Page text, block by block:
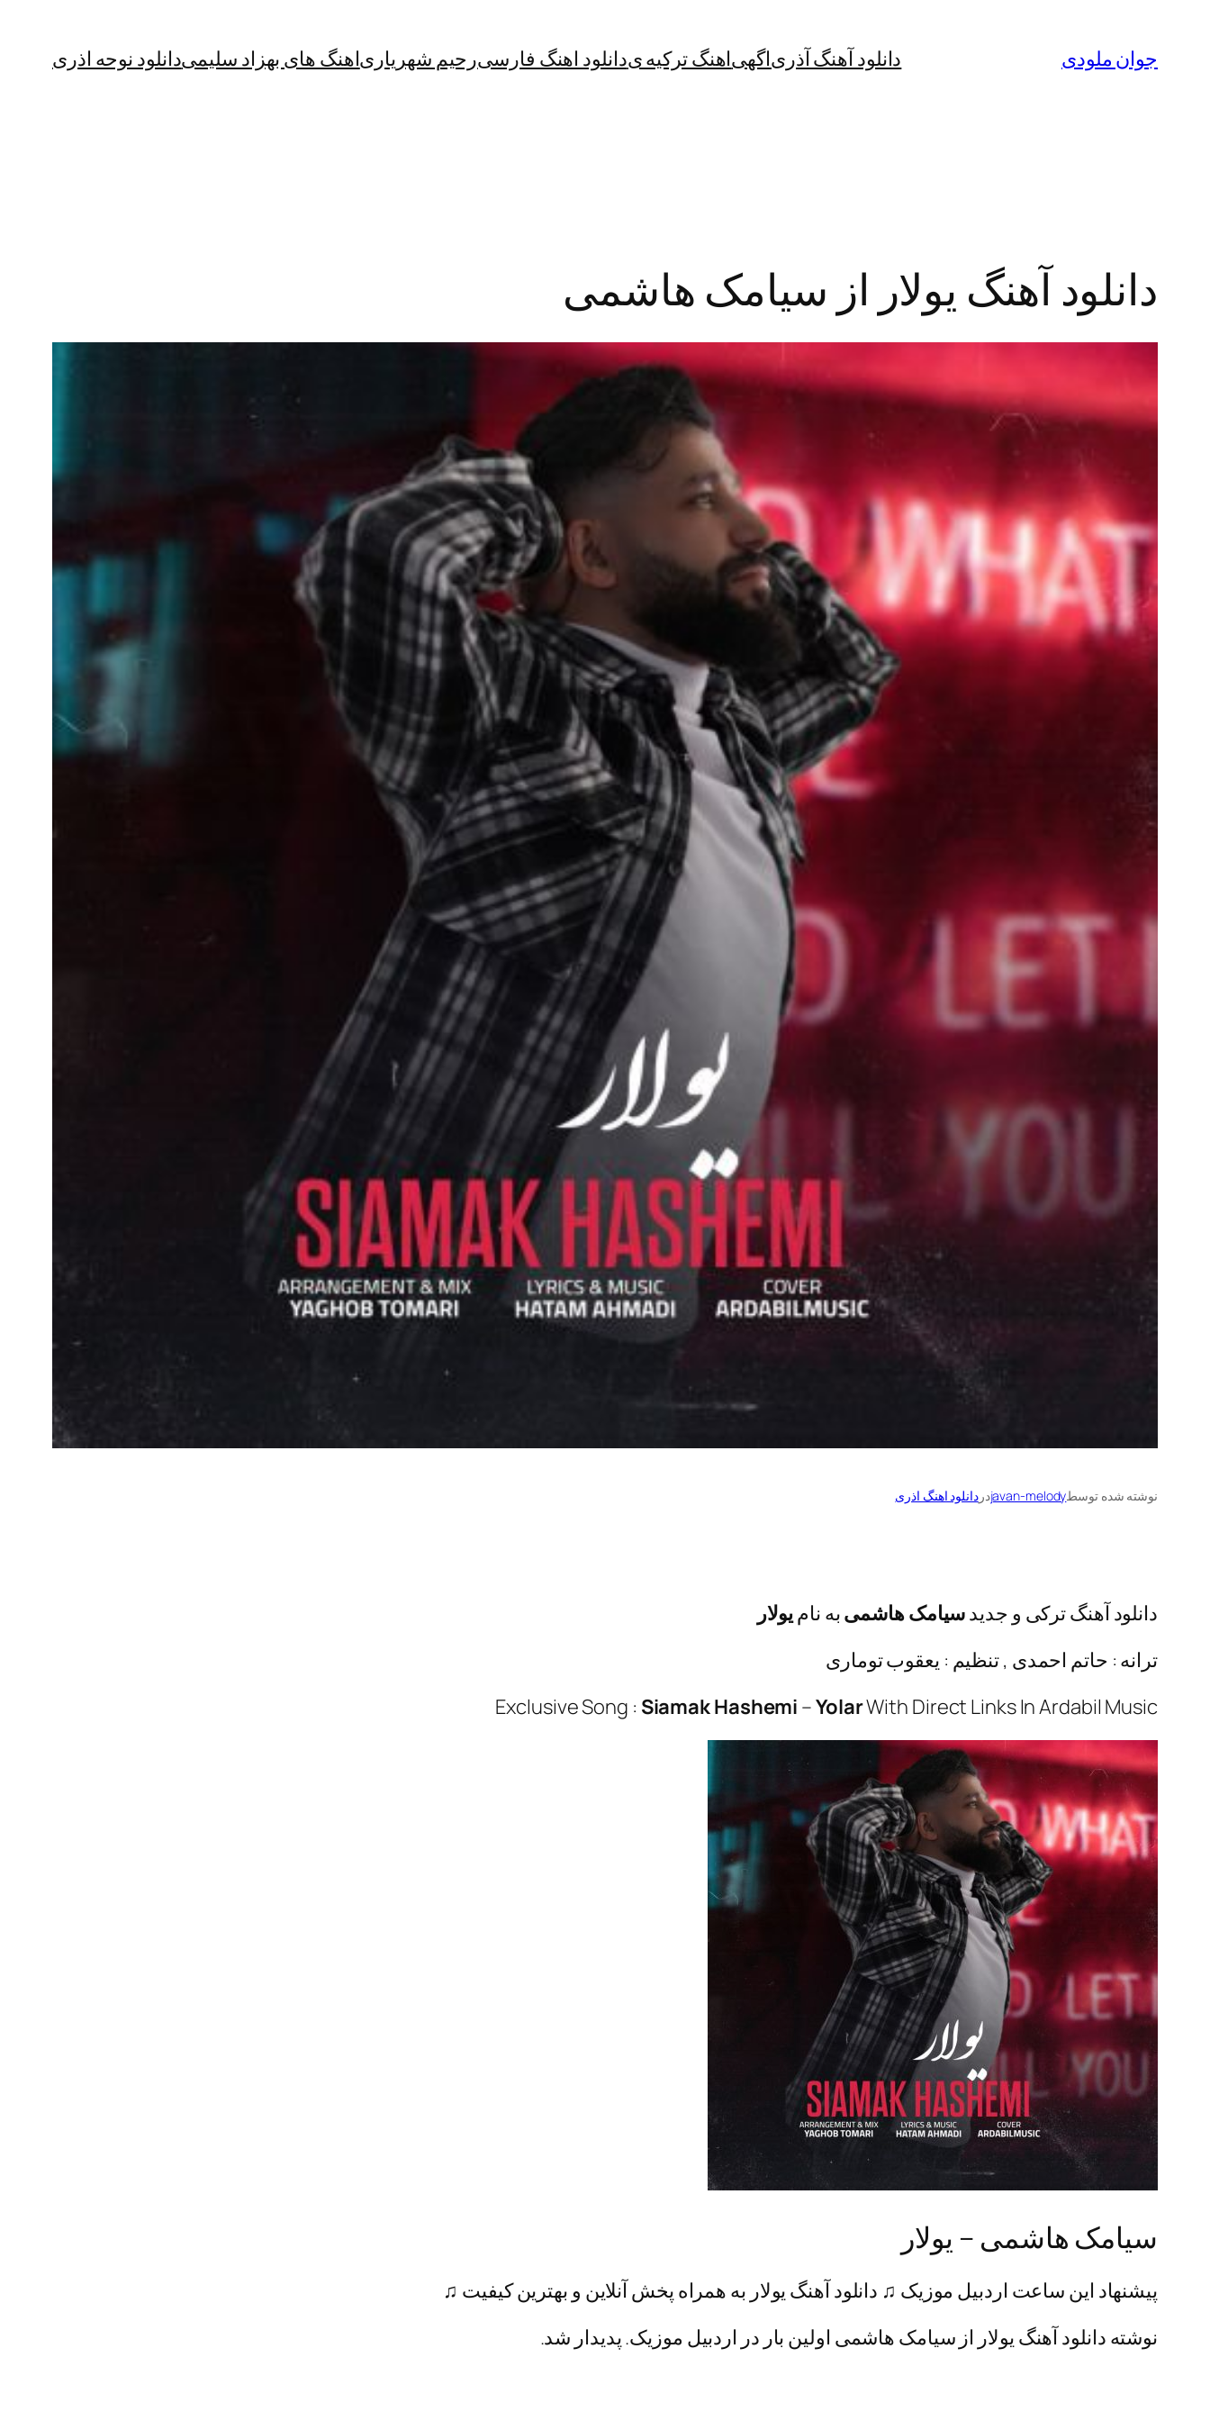
جوان ملودی دانلود آهنگ آذریاگهیاهنگ ترکیه یدانلود اهنگ فارسیرحیم شهریاریاهنگ های بهزاد سلیمیدانلود نوحه اذری
دانلود آهنگ یولار از سیامک هاشمی
نوشته شده توسطjavan-melodyدردانلود اهنگ اذری
دانلود آهنگ ترکی و جدیدسیامک هاشمیبه نامیولار
ترانه : حاتم احمدی , تنظیم : یعقوب توماری
Exclusive Song : Siamak Hashemi –YolarWith Direct Links In Ardabil Music
سیامک هاشمی – یولار
پیشنهاد این ساعت اردبیل موزیک ♫ دانلود آهنگ یولار به همراه پخش آنلاین و بهترین کیفیت ♫
نوشته دانلود آهنگ یولار از سیامک هاشمی اولین بار در اردبیل موزیک. پدیدار شد.